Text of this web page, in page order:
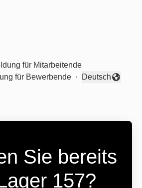
für Mitarbeitende
für Bewerbende ·
Sprache ändern
Deutsch
Sie bereits
157?